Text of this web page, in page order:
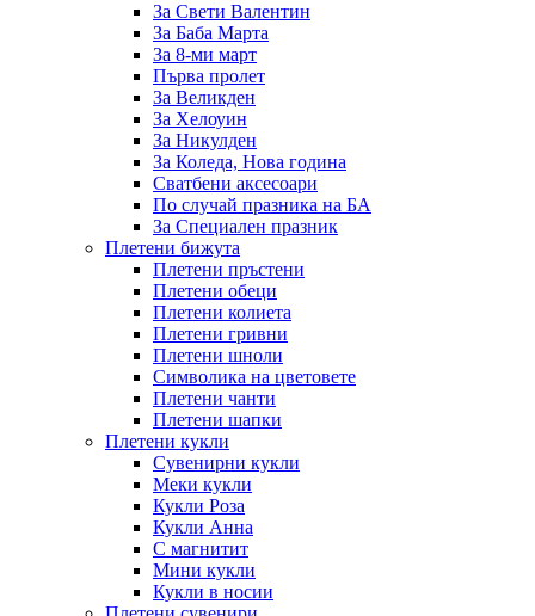
За Свети Валентин
За Баба Марта
За 8-ми март
Първа пролет
За Великден
За Хелоуин
За Никулден
За Коледа, Нова година
Сватбени аксесоари
По случай празника на БА
За Специален празник
Плетени бижута
Плетени пръстени
Плетени обeци
Плетени колиета
Плетени гривни
Плетени шноли
Символика на цветовете
Плетени чанти
Плетени шапки
Плетени кукли
Сувенирни кукли
Меки кукли
Кукли Роза
Кукли Анна
С магнитит
Мини кукли
Кукли в носии